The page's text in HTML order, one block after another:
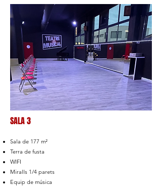
SALA 3
Sala de 177 m²
Terra de fusta
WIFI
Miralls 1/4 parets
Equip de música